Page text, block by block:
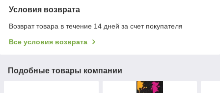
Условия возврата
Возврат товара в течение 14 дней за счет покупателя
Все условия возврата
Подобные товары компании